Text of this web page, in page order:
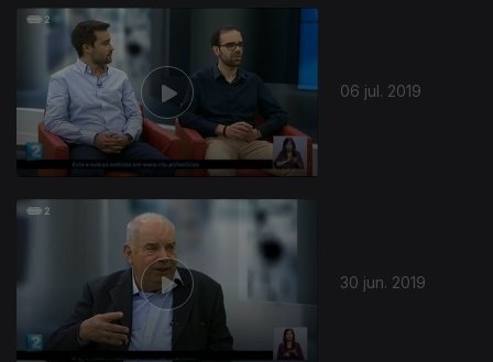
06 jul. 2019
30 jun. 2019
415704